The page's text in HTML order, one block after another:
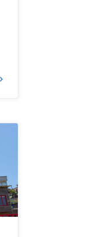
keyboard_arrow_right